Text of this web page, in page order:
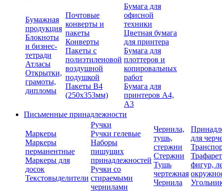
Бумажная
продукция
Блокноты
и бизнес-
тетради
Атласы
Открытки,
грамоты,
дипломы
Почтовые
конверты и
пакеты
Конверты
Пакеты с
полиэтиленовой
воздушной
подушкой
Пакеты В4
(250х353мм)
Бумага для
офисной
техники
Цветная бумага
для принтера
Бумага для
плоттеров и
копировальных
работ
Бумага для
принтеров А4,
А3
Письменные принадлежности
Маркеры
Маркеры
перманентные
Маркеры для
досок
Текстовыделители
Ручки
Ручки гелевые
Наборы
пишущих
принадлежностей
Ручки со
стираемыми
чернилами
Чернила,
тушь,
стержни
Стержни
Тушь
чертежная
Чернила
для
фигур,